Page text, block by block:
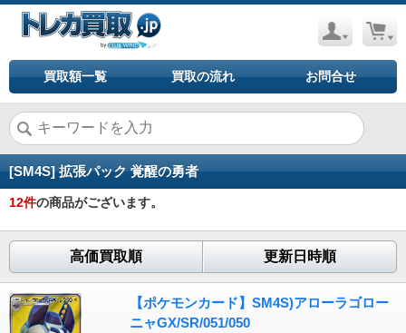
買取額一覧 買取の流れ お問合せ
[SM4S] 拡張パック 覚醒の勇者
12件の商品がございます。
高価買取順 更新日時順
【ポケモンカード】SM4S)アローラゴロー
ニャGX/SR/051/050